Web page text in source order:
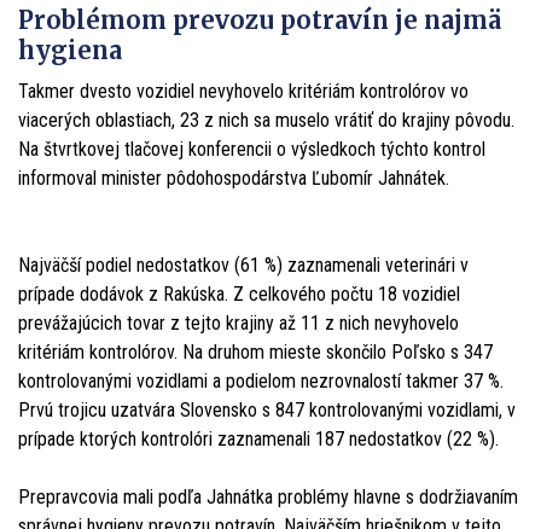
Problémom prevozu potravín je najmä
hygiena
Takmer dvesto vozidiel nevyhovelo kritériám kontrolórov vo
viacerých oblastiach, 23 z nich sa muselo vrátiť do krajiny pôvodu.
Na štvrtkovej tlačovej konferencii o výsledkoch týchto kontrol
informoval minister pôdohospodárstva Ľubomír Jahnátek.
Najväčší podiel nedostatkov (61 %) zaznamenali veterinári v
prípade dodávok z Rakúska. Z celkového počtu 18 vozidiel
prevážajúcich tovar z tejto krajiny až 11 z nich nevyhovelo
kritériám kontrolórov. Na druhom mieste skončilo Poľsko s 347
kontrolovanými vozidlami a podielom nezrovnalostí takmer 37 %.
Prvú trojicu uzatvára Slovensko s 847 kontrolovanými vozidlami, v
prípade ktorých kontrolóri zaznamenali 187 nedostatkov (22 %).
Prepravcovia mali podľa Jahnátka problémy hlavne s dodržiavaním